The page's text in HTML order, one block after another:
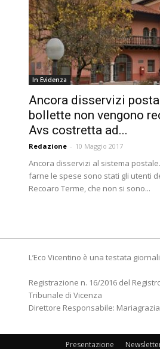
In Evidenza
Ancora disservizi
bollette non vengono
Avs costretta ad...
Redazione - 10 Maggio 2017
Ancora disservizi al sistema
farne le spese sono stati gli utenti
Recoaro Terme, che non si sono...
L’Eco Vicentino è una testata
Registrazione n. 16/2016 del
Tribunale di Vicenza
Direttore Responsabile:
Presentazione